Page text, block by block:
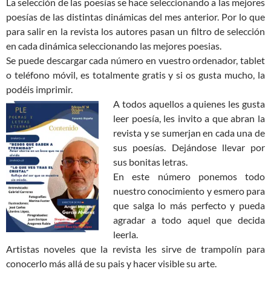
poesías de las distintas dinámicas del mes anterior. Por lo que
para salir en la revista los autores pasan un filtro de selección
en cada dinámica seleccionando las mejores poesias.
Se puede descargar cada número en vuestro ordenador, tablet
o teléfono móvil, es totalmente gratis y si os gusta mucho, la
podéis imprimir.
A todos aquellos a quienes les gusta
leer poesía, les invito a que abran la
revista y se sumerjan en cada una de
sus poesías. Dejándose llevar por
sus bonitas letras.
En este número ponemos todo
nuestro conocimiento y esmero para
que salga lo más perfecto y pueda
agradar a todo aquel que decida
leerla.
Artistas noveles que la revista les sirve de trampolín para
conocerlo más allá de su pais y hacer visible su arte.